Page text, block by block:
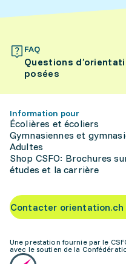
FAQ
Questions
posées
Information pour
Écolières et écoliers
Gymnasiennes et
Adultes
Shop CSFO: Brochures
études et la carrière
Contacter orientation.ch
Une prestation fournie par le
avec le soutien de la